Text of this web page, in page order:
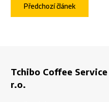
Předchozí článek
Tchibo Coffee
r.o.